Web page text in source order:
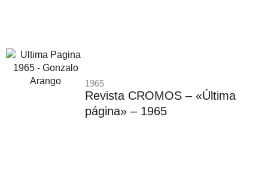
1965
Revista CROMOS – «Última
página» – 1965